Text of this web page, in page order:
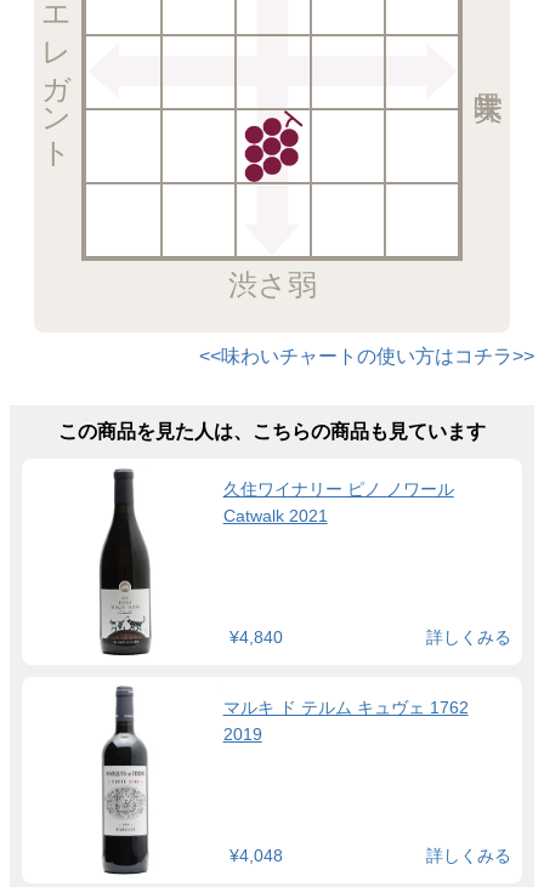
渋さ弱
エレガント
<<味わいチャートの使い方はコチラ>>
この商品を見た人は、こちらの商品も見ています
久住ワイナリー ピノ ノワール
Catwalk 2021
¥4,840 詳しくみる
マルキ ド テルム キュヴェ 1762
2019
¥4,048 詳しくみる